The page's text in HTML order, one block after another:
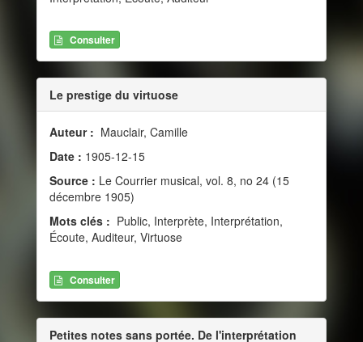
Consulter
Le prestige du virtuose
Auteur : Mauclair, Camille
Date : 1905-12-15
Source : Le Courrier musical, vol. 8, no 24 (15
décembre 1905)
Mots clés : Public, Interprète, Interprétation,
Écoute, Auditeur, Virtuose
Consulter
Petites notes sans portée. De l'interprétation